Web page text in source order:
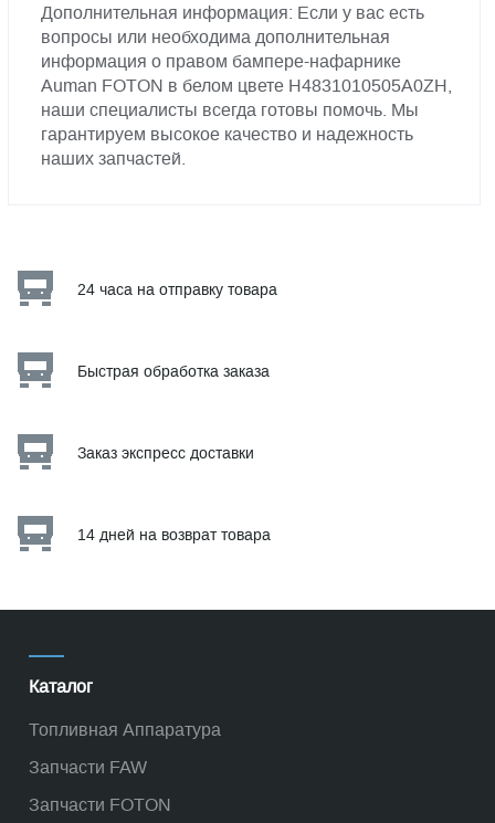
Дополнительная информация: Если у вас есть
вопросы или необходима дополнительная
информация о правом бампере-нафарнике
Auman FOTON в белом цвете H4831010505A0ZH,
наши специалисты всегда готовы помочь. Мы
гарантируем высокое качество и надежность
наших запчастей.
24 часа на отправку товара
Быстрая обработка заказа
Заказ экспресс доставки
14 дней на возврат товара
Каталог
Топливная Аппаратура
Запчасти FAW
Запчасти FOTON